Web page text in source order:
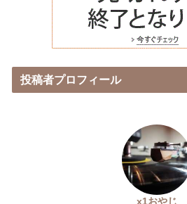
投稿者プロフィール
x1おやじ